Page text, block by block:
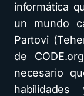
informática
un mundo
Partovi
de
necesario